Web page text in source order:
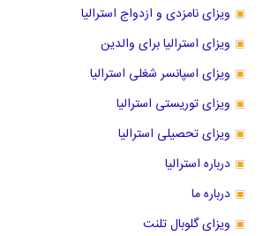
ویزای نامزدی و ازدواج استرالیا
ویزای استرالیا برای والدین
ویزای اسپانسر شغلی استرالیا
ویزای توریستی استرالیا
ویزای تحصیلی استرالیا
درباره استرالیا
درباره ما
ویزای گلوبال تلنت